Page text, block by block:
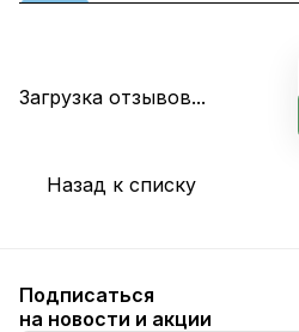
Загрузка отзывов...
Назад к списку
Подписаться
на новости и акции